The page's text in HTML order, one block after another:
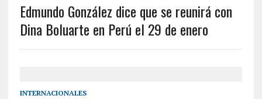
Edmundo González dice que se reunirá con
Dina Boluarte en Perú el 29 de enero
INTERNACIONALES